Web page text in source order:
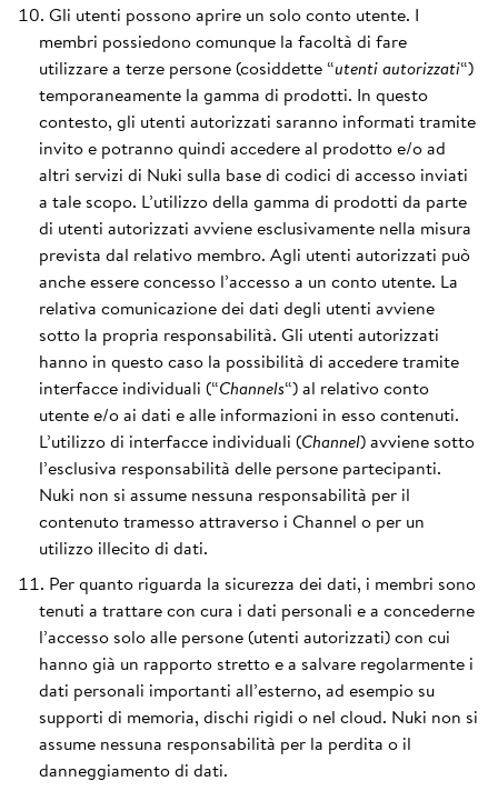
Gli utenti possono aprire un solo conto utente. I
membri possiedono comunque la facoltà di fare
utilizzare a terze persone (cosiddette “utenti autorizzati“)
temporaneamente la gamma di prodotti. In questo
contesto, gli utenti autorizzati saranno informati tramite
invito e potranno quindi accedere al prodotto e/o ad
altri servizi di Nuki sulla base di codici di accesso inviati
a tale scopo. L’utilizzo della gamma di prodotti da parte
di utenti autorizzati avviene esclusivamente nella misura
prevista dal relativo membro. Agli utenti autorizzati può
anche essere concesso l’accesso a un conto utente. La
relativa comunicazione dei dati degli utenti avviene
sotto la propria responsabilità. Gli utenti autorizzati
hanno in questo caso la possibilità di accedere tramite
interfacce individuali (“Channels“) al relativo conto
utente e/o ai dati e alle informazioni in esso contenuti.
L’utilizzo di interfacce individuali (Channel) avviene sotto
l’esclusiva responsabilità delle persone partecipanti.
Nuki non si assume nessuna responsabilità per il
contenuto tramesso attraverso i Channel o per un
utilizzo illecito di dati.
Per quanto riguarda la sicurezza dei dati, i membri sono
tenuti a trattare con cura i dati personali e a concederne
l’accesso solo alle persone (utenti autorizzati) con cui
hanno già un rapporto stretto e a salvare regolarmente i
dati personali importanti all’esterno, ad esempio su
supporti di memoria, dischi rigidi o nel cloud. Nuki non si
assume nessuna responsabilità per la perdita o il
danneggiamento di dati.